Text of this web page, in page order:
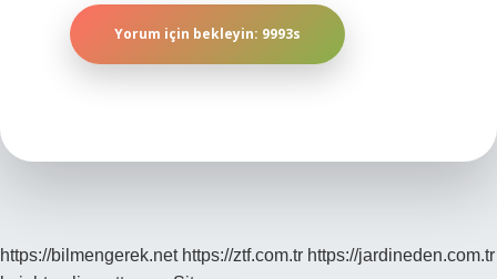
https://bilmengerek.net https://ztf.com.tr https://jardineden.com.tr